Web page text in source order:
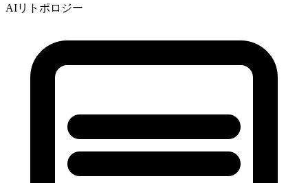
AIリトポロジー